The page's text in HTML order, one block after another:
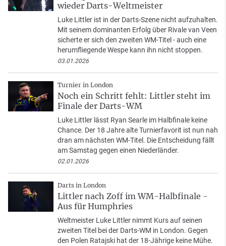
wieder Darts-Weltmeister
Luke Littler ist in der Darts-Szene nicht aufzuhalten.
Mit seinem dominanten Erfolg über Rivale van Veen
sicherte er sich den zweiten WM-Titel - auch eine
herumfliegende Wespe kann ihn nicht stoppen.
03.01.2026
Turnier in London
Noch ein Schritt fehlt: Littler steht im
Finale der Darts-WM
Luke Littler lässt Ryan Searle im Halbfinale keine
Chance. Der 18 Jahre alte Turnierfavorit ist nun nah
dran am nächsten WM-Titel. Die Entscheidung fällt
am Samstag gegen einen Niederländer.
02.01.2026
Darts in London
Littler nach Zoff im WM-Halbfinale -
Aus für Humphries
Weltmeister Luke Littler nimmt Kurs auf seinen
zweiten Titel bei der Darts-WM in London. Gegen
den Polen Ratajski hat der 18-Jährige keine Mühe.